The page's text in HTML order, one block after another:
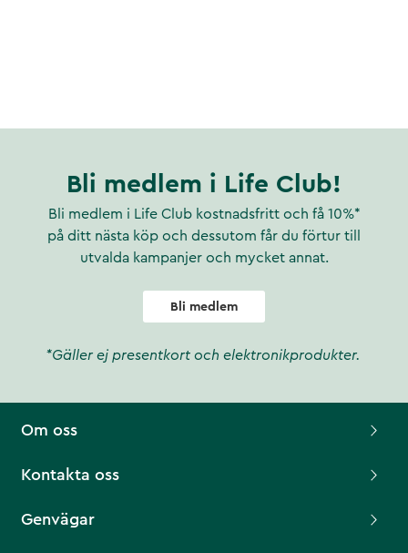
Bli medlem i Life Club!
Bli medlem i Life Club kostnadsfritt och få 10%*
på ditt nästa köp och dessutom får du förtur till
utvalda kampanjer och mycket annat.
Bli medlem
*Gäller ej presentkort och elektronikprodukter.
Om oss
Kontakta oss
Genvägar